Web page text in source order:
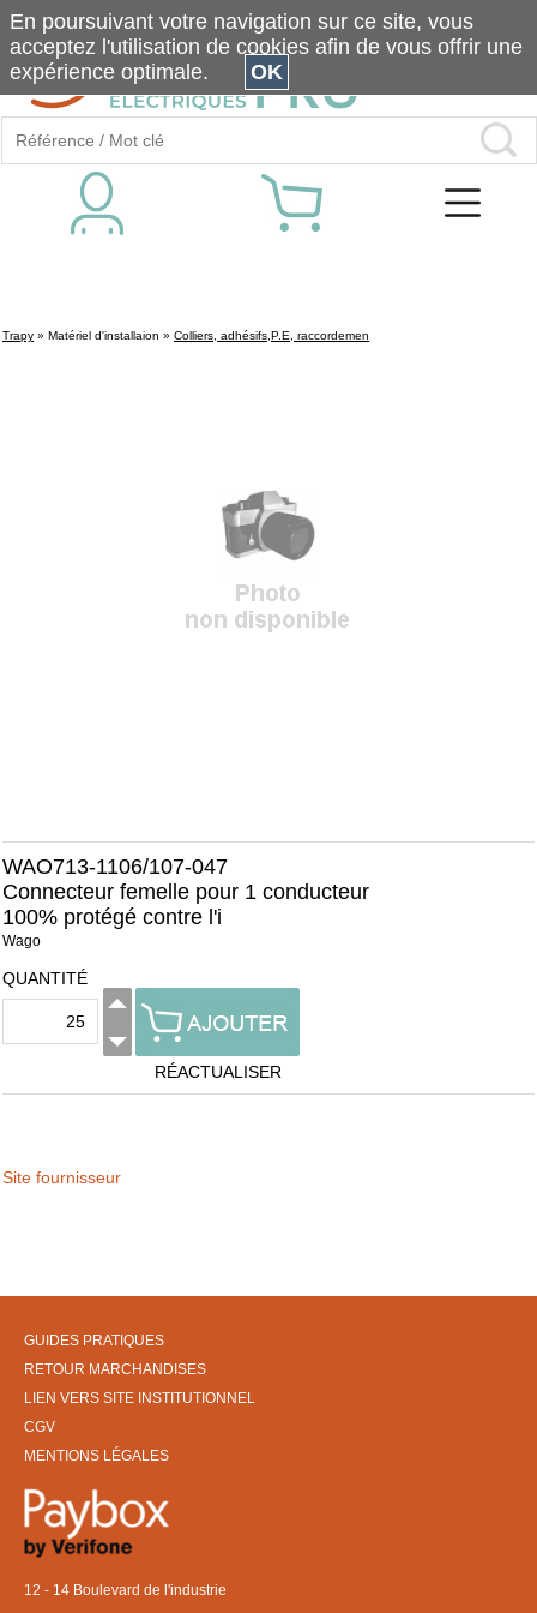
Trapy » Matériel d'installaion » Colliers, adhésifs,P.E, raccordemen
WAO713-1106/107-047
Connecteur femelle pour 1 conducteur
100% protégé contre l'i
Wago
QUANTITÉ
RÉACTUALISER
Site fournisseur
GUIDES PRATIQUES
RETOUR MARCHANDISES
LIEN VERS SITE INSTITUTIONNEL
CGV
MENTIONS LÉGALES
12 - 14 Boulevard de l'industrie
En poursuivant votre navigation sur ce site, vous
acceptez l'utilisation de cookies afin de vous offrir une
expérience optimale.
OK